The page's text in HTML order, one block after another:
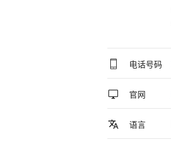
电话号码
官网
语言